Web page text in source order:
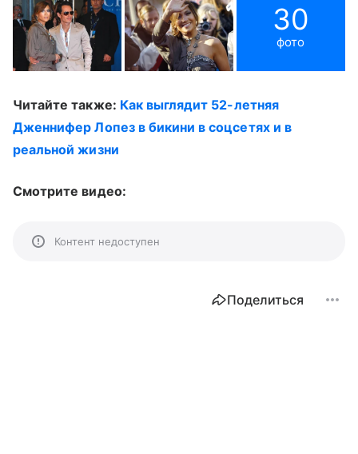
30
фото
Читайте также: Как выглядит 52-летняя
Дженнифер Лопез в бикини в соцсетях и в
реальной жизни
Смотрите видео:
Контент недоступен
Поделиться